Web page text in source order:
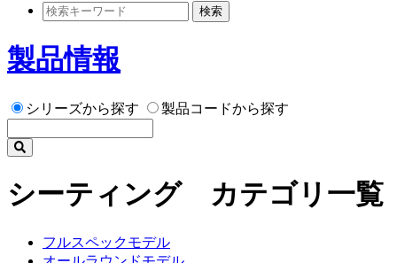
検索
製品情報
シリーズから探す 製品コードから探す
シーティング カテゴリ一覧
フルスペックモデル